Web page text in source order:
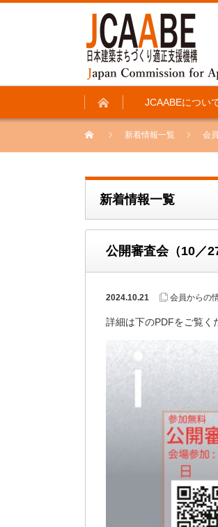
JCAABEについ
新着情報一覧 会
新着情報一覧
公開審査会（10／
2024.10.21 会員からの
詳細は下のPDFをご覧く